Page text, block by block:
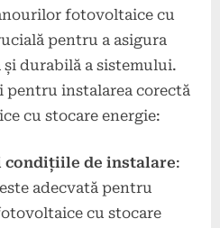
fotovoltaice cu
pentru a asigura
durabilă a sistemului.
pentru instalarea corectă
cu stocare energie:
condițiile de instalare:
adecvată pentru
cu stocare